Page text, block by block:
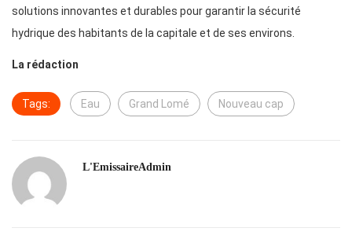
solutions innovantes et durables pour garantir la sécurité
hydrique des habitants de la capitale et de ses environs.
La rédaction
Tags: Eau Grand Lomé Nouveau cap
L'EmissaireAdmin